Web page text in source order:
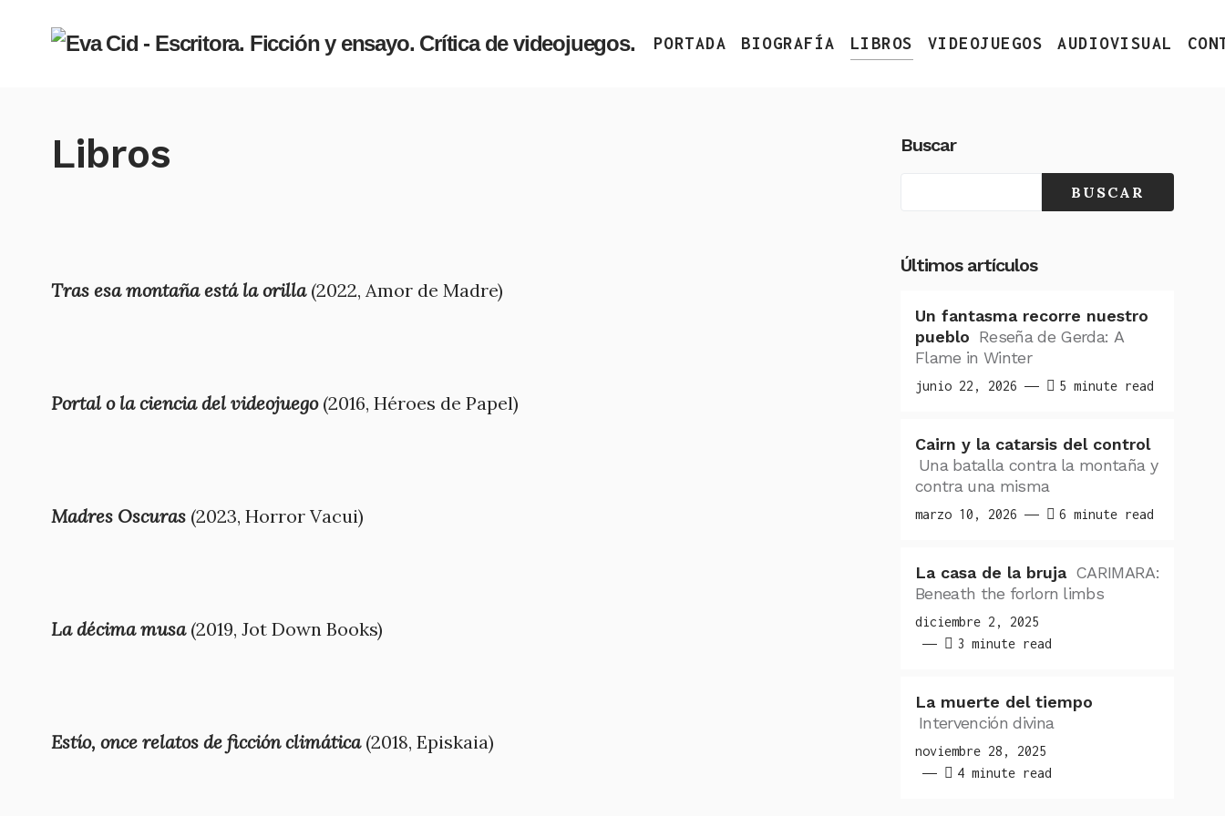
PORTADA BIOGRAFÍA LIBROS VIDEOJUEGOS AUDIOVISUAL
Libros
Tras esa montaña está la orilla(2022, Amor de Madre)
Portal o la ciencia del videojuego(2016, Héroes de Papel)
Madres Oscuras (2023, Horror Vacui)
La décima musa(2019, Jot Down Books)
Estío, once relatos de ficción climática(2018, Episkaia)
Buscar
BUSCAR
Últimos artículos
Un fantasma recorre nuestro
pueblo Reseña de Gerda: A
Flame in Winter
junio 22, 2026 5 minute read
Cairn y la catarsis del control
Una batalla contra la montaña y
contra una misma
marzo 10, 2026 6 minute read
La casa de la bruja CARIMARA:
Beneath the forlorn limbs
diciembre 2, 2025
3 minute read
La muerte del tiempo
Intervención divina
noviembre 28, 2025
4 minute read